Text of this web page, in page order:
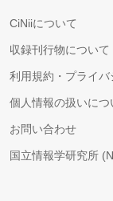
CiNiiについて
収録刊行物について
利用規約・プライバ
個人情報の扱いにつ
お問い合わせ
国立情報学研究所